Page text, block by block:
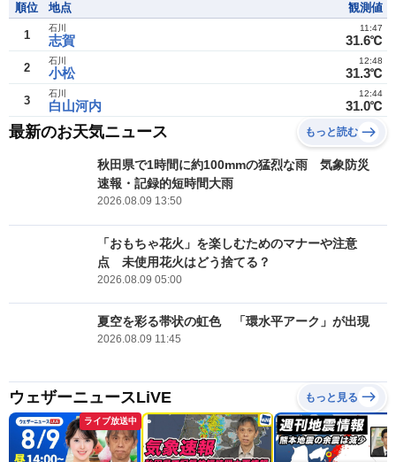
順位 地点 観測値
1 志賀
石川
31.6℃
11:47
2 小松
石川
31.3℃
12:48
3 白山河内
石川
31.0℃
12:44
最新のお天気ニュース もっと読む
秋田県で1時間に約100mmの猛烈な雨 気象防災
速報・記録的短時間大雨
2026.08.09 13:50
「おもちゃ花火」を楽しむためのマナーや注意
点 未使用花火はどう捨てる？
2026.08.09 05:00
夏空を彩る帯状の虹色 「環水平アーク」が出現
2026.08.09 11:45
ウェザーニュースLiVE もっと見る
ライブ放送中